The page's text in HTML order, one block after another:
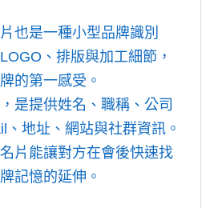
也是一種小型品牌識別
、排版與加工細節，
的第一感受。
是提供姓名、職稱、公司
地址、網站與社群資訊。
片能讓對方在會後快速找
記憶的延伸。